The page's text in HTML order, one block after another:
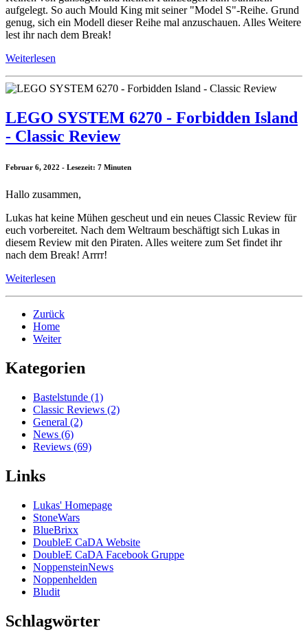
aufgelegt. So auch Mould King mit seiner "Model S"-Reihe. Grund
genug, sich ein Modell dieser Reihe mal anzuschauen. Alles Weitere
lest ihr nach dem Break!
Weiterlesen
LEGO SYSTEM 6270 - Forbidden Island
- Classic Review
Februar 6, 2022 - Lesezeit: 7 Minuten
Hallo zusammen,
Lukas hat keine Mühen gescheut und ein neues Classic Review für
euch vorbereitet. Nach dem Weltraum beschäftigt sich Lukas in
diesem Review mit den Piraten. Alles weitere zum Set findet ihr
nach dem Break! Arrrr!
Weiterlesen
Zurück
Home
Weiter
Kategorien
Bastelstunde (1)
Classic Reviews (2)
General (2)
News (6)
Reviews (69)
Links
Lukas' Homepage
StoneWars
BlueBrixx
DoubleE CaDA Website
DoubleE CaDA Facebook Gruppe
NoppensteinNews
Noppenhelden
Bludit
Schlagwörter